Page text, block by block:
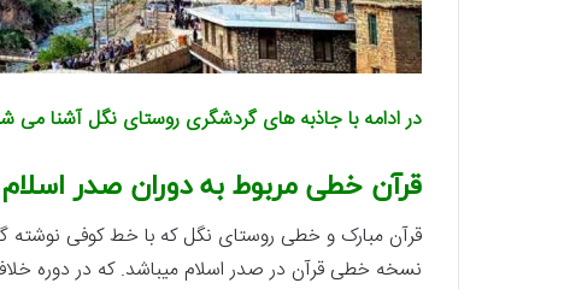
در ادامه با جاذبه های گردشگری روستای نگل آشنا می
قرآن خطی مربوط به دوران صدر اسلام